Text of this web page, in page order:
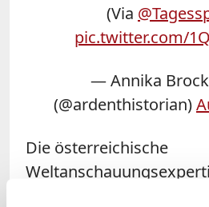
(Via
pic.twitter.com/
— Annika
(@ardenthistorian)
Die österreichische
Schmolly Melk schreibt